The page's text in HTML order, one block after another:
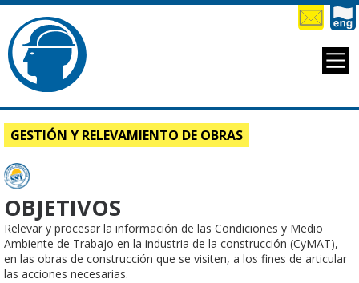
GESTIÓN Y RELEVAMIENTO DE OBRAS
OBJETIVOS
Relevar y procesar la información de las Condiciones y Medio
Ambiente de Trabajo en la industria de la construcción (CyMAT),
en las obras de construcción que se visiten, a los fines de articular
las acciones necesarias.